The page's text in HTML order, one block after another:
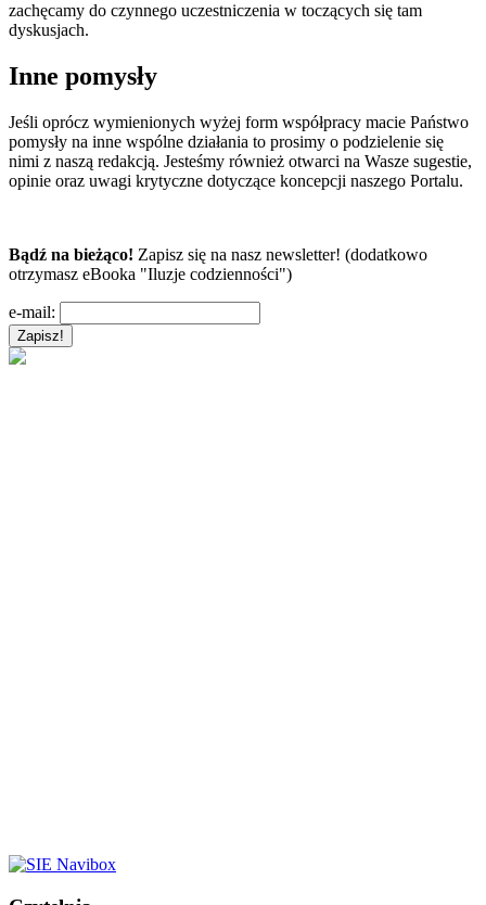
zachęcamy do czynnego uczestniczenia w toczących się tam
dyskusjach.
Inne pomysły
Jeśli oprócz wymienionych wyżej form współpracy macie Państwo
pomysły na inne wspólne działania to prosimy o podzielenie się
nimi z naszą redakcją. Jesteśmy również otwarci na Wasze sugestie,
opinie oraz uwagi krytyczne dotyczące koncepcji naszego Portalu.
Bądź na bieżąco! Zapisz się na nasz newsletter! (dodatkowo
otrzymasz eBooka "Iluzje codzienności")
e-mail: